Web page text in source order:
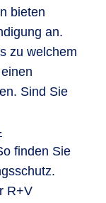
bieten
an.
zu welchem
Sind Sie
finden Sie
R+V